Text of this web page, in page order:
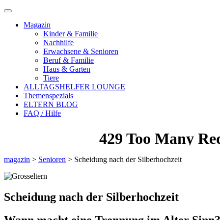
Magazin
Kinder & Familie
Nachhilfe
Erwachsene & Senioren
Beruf & Familie
Haus & Garten
Tiere
ALLTAGSHELFER LOUNGE
Themenspezials
ELTERN BLOG
FAQ / Hilfe
magazin > Senioren > Scheidung nach der Silberhochzeit
Scheidung nach der Silberhochzeit